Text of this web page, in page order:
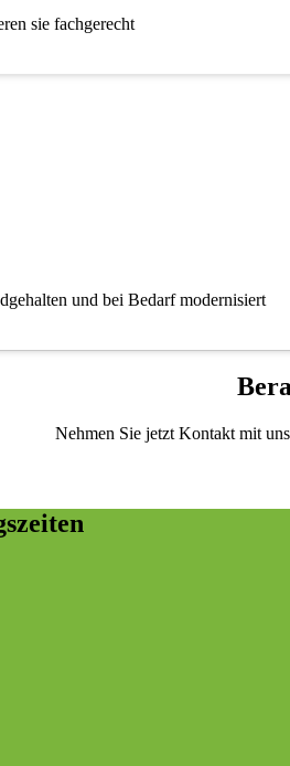
sie fachgerecht
und bei Bedarf modernisiert
Nehmen Sie jetzt Kontakt mit